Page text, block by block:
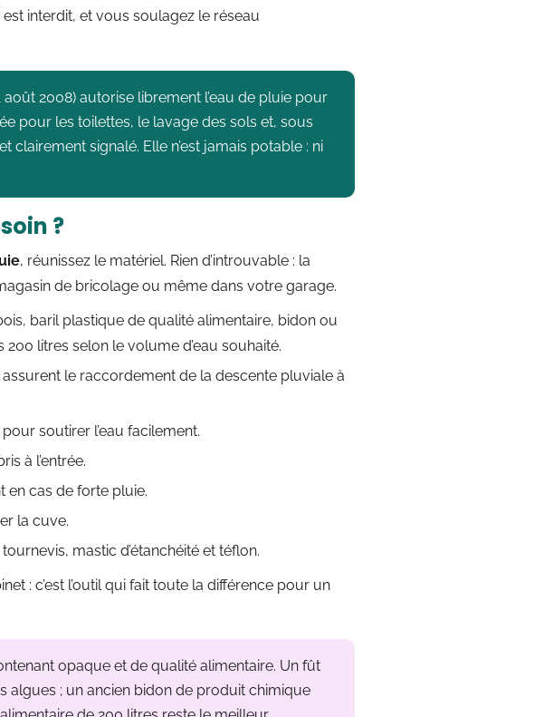
interdit, et vous soulagez le réseau
2008) autorise librement l’eau de pluie pour
pour les toilettes, le lavage des sols et, sous
signalé. Elle n’est jamais potable : ni
?
, réunissez le matériel. Rien d’introuvable : la
de bricolage ou même dans votre garage.
baril plastique de qualité alimentaire, bidon ou
litres selon le volume d’eau souhaité.
le raccordement de la descente pluviale à
soutirer l’eau facilement.
à l’entrée.
en cas de forte pluie.
la cuve.
mastic d’étanchéité et téflon.
: c’est l’outil qui fait toute la différence pour un
opaque et de qualité alimentaire. Un fût
algues ; un ancien bidon de produit chimique